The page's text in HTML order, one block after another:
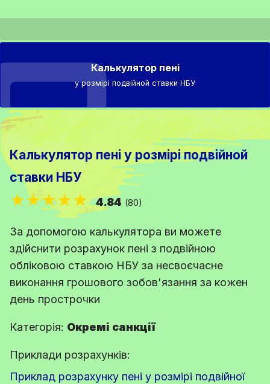
Калькулятор пені
у розмірі подвійной ставки НБУ
Калькулятор пені у розмірі подвійной
ставки НБУ
★★★★★ 4.84 (80)
За допомогою калькулятора ви можете
здійснити розрахунок пені з подвійною
обліковою ставкою НБУ за несвоєчасне
виконання грошового зобов'язання за кожен
день прострочки
Категорія: Окремі санкції
Приклади розрахунків:
Приклад розрахунку пені у розмірі подвійної